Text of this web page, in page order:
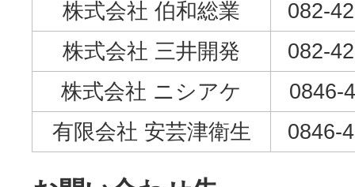
株式会社 伯和総業
082-
株式会社 三井開発
082-
株式会社 ニシアケ
0846-
有限会社 安芸津衛生
0846-